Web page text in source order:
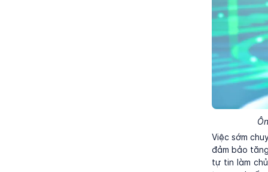
Việc sớm
đảm bảo
tự tin làm